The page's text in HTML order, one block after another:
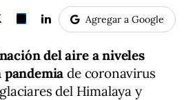
Agregar a Google
del aire a niveles
pandemia de coronavirus
del Himalaya y